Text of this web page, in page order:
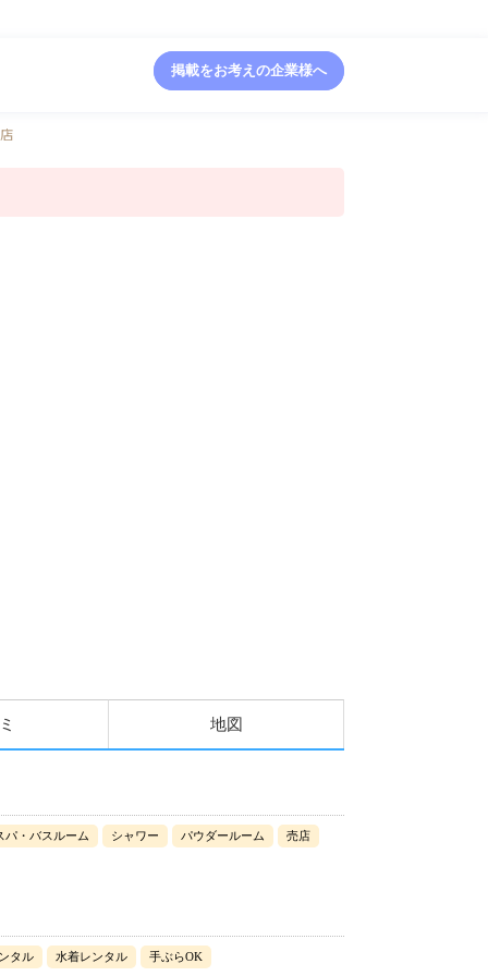
掲載をお考えの企業様へ
地図
パ・バスルーム シャワー パウダールーム 売店
タル 水着レンタル 手ぶらOK